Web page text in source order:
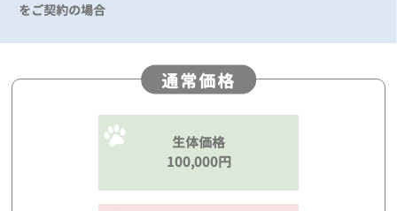
をご契約の場合
通常価格
生体価格
100,000円